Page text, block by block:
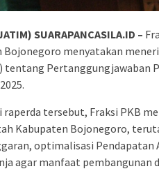
SUARAPANCASILA.ID –
Bojonegoro menyatakan
tentang Pertanggungjawaban
raperda tersebut, Fraksi PKB
Kabupaten Bojonegoro,
optimalisasi Pendapatan
agar manfaat pembangunan